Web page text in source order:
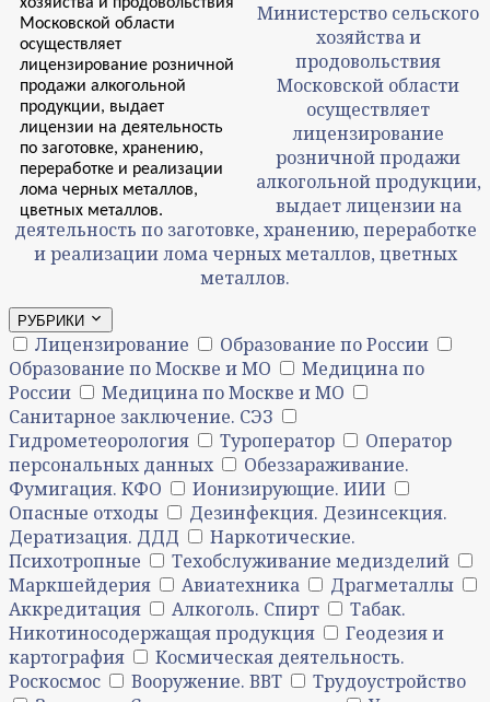
Министерство сельского
хозяйства и
продовольствия
Московской области
осуществляет
лицензирование
розничной продажи
алкогольной продукции,
выдает лицензии на
деятельность по заготовке, хранению, переработке
и реализации лома черных металлов, цветных
металлов.
РУБРИКИ
Лицензирование
Образование по России
Образование по Москве и МО
Медицина по
России
Медицина по Москве и МО
Санитарное заключение. СЭЗ
Гидрометеорология
Туроператор
Оператор
персональных данных
Обеззараживание.
Фумигация. КФО
Ионизирующие. ИИИ
Опасные отходы
Дезинфекция. Дезинсекция.
Дератизация. ДДД
Наркотические.
Психотропные
Техобслуживание медизделий
Маркшейдерия
Авиатехника
Драгметаллы
Аккредитация
Алкоголь. Спирт
Табак.
Никотиносодержащая продукция
Геодезия и
картография
Космическая деятельность.
Роскосмос
Вооружение. ВВТ
Трудоустройство